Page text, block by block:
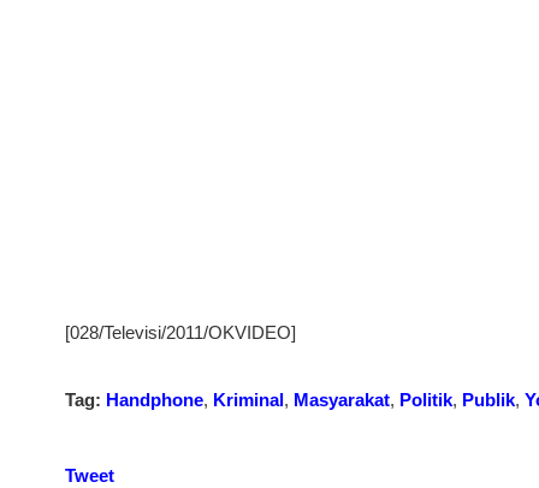
[028/Televisi/2011/OKVIDEO]
Tag: Handphone, Kriminal, Masyarakat, Politik, Publik,
Tweet